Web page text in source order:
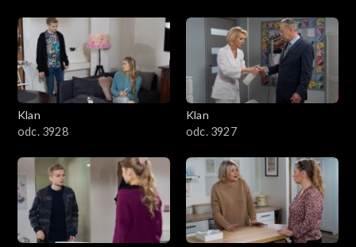
Klan
odc. 3928
Klan
odc. 3927